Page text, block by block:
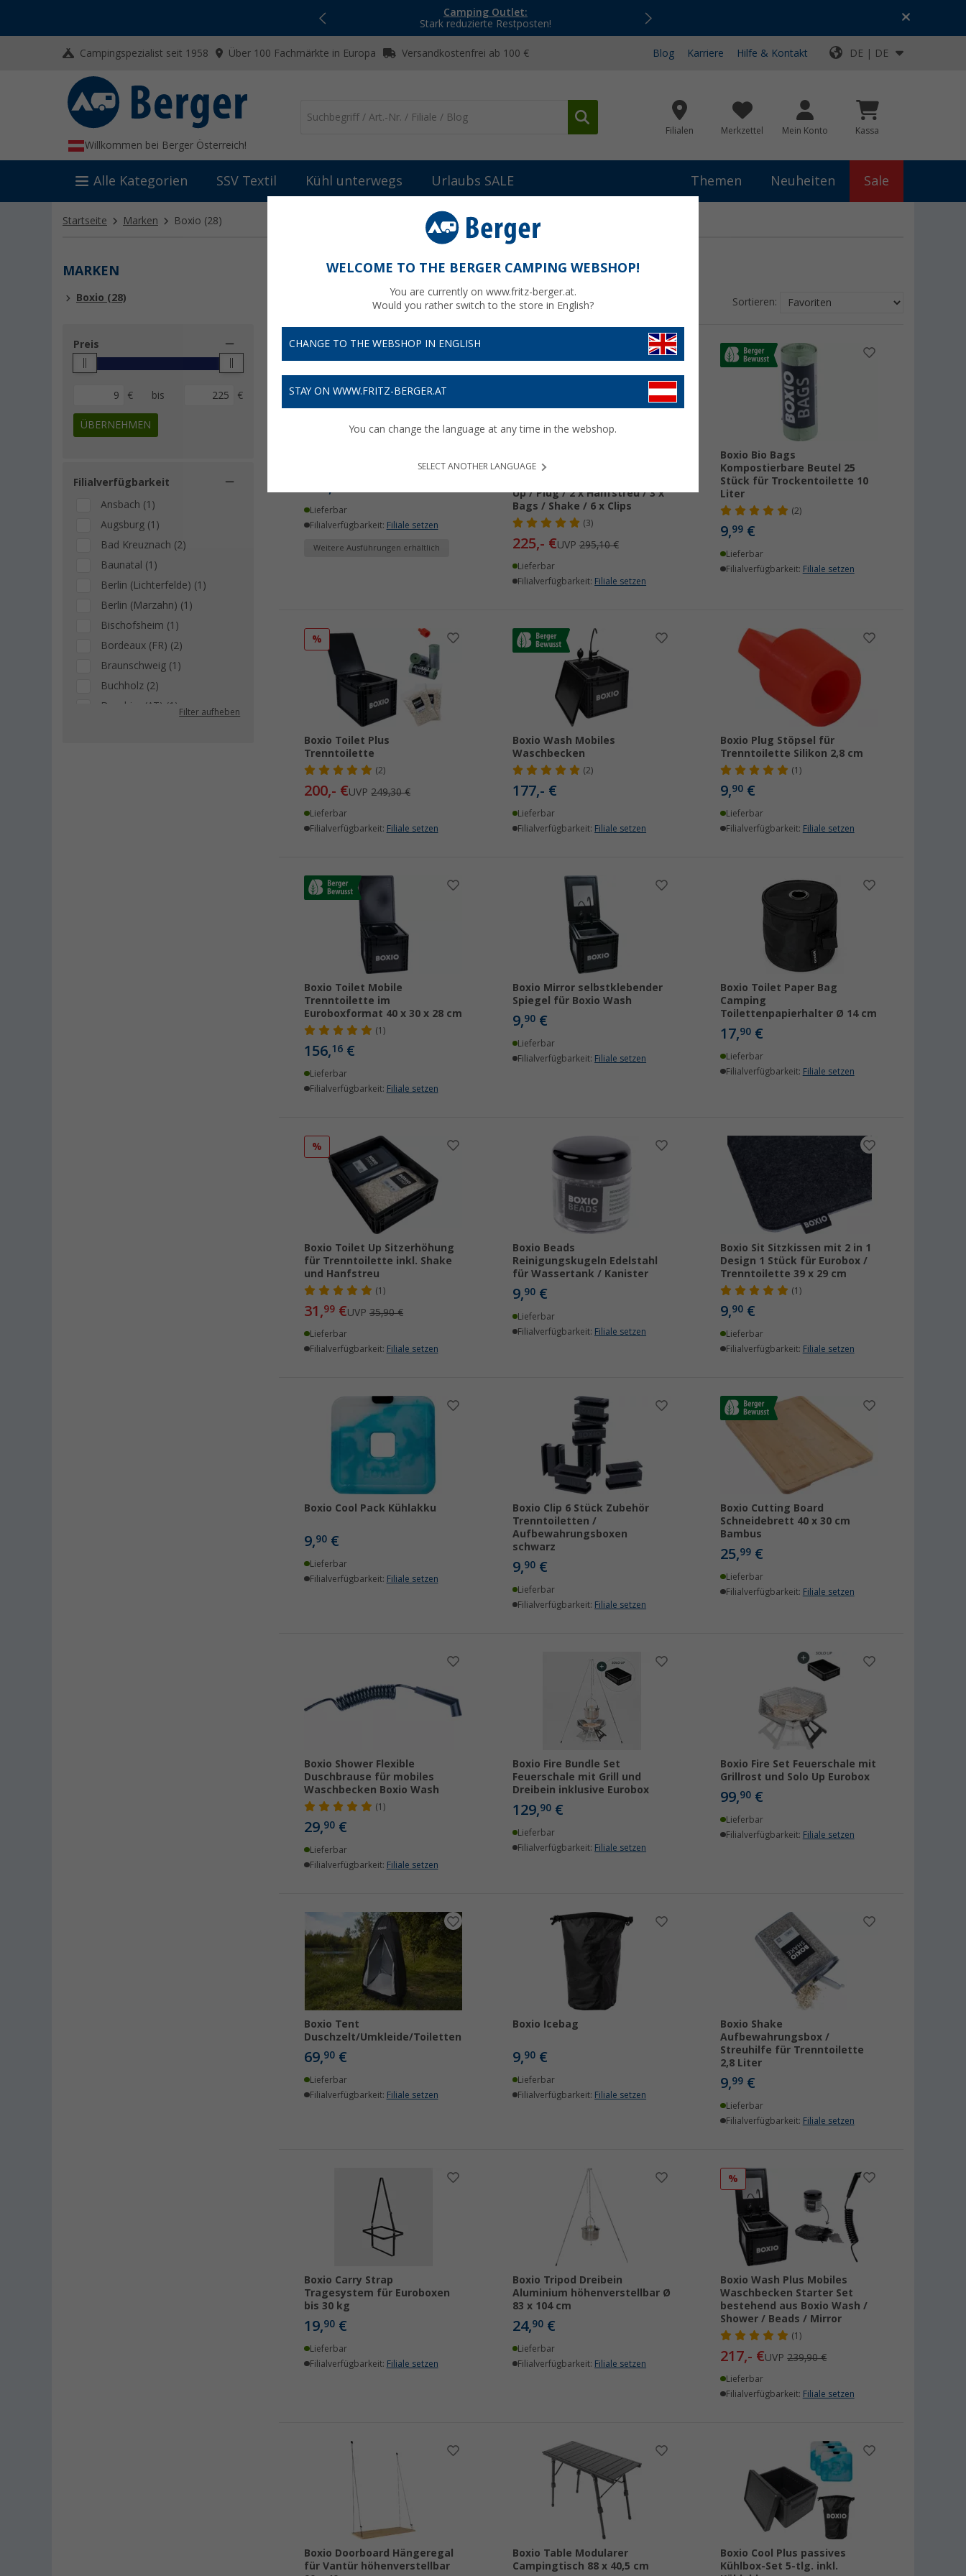
Camping Outlet:
Stark reduzierte Restposten!
Top-Deals für dein Abenteuer!
Campingspezialist seit 1958 Über 100 Fachmärkte in Europa Versandkostenfrei ab 100 € Blog Karriere Hilfe & Kontakt DE | DE
Willkommen bei Berger Österreich!
Filialen Merkzettel Mein Konto Kassa
Alle Kategorien SSV Textil Kühl unterwegs Urlaubs SALE Themen Neuheiten Sale
Startseite Marken Boxio (28)
MARKEN
Boxio (28)
Preis
€ bis €
ÜBERNEHMEN
Filialverfügbarkeit
Ansbach (1)
Augsburg (1)
Bad Kreuznach (2)
Baunatal (1)
Berlin (Lichterfelde) (1)
Berlin (Marzahn) (1)
Bischofsheim (1)
Bordeaux (FR) (2)
Braunschweig (1)
Buchholz (2)
Dornbirn (AT) (1)
Filter aufheben
BOXIO
Sortieren:
Trenntoilette 5,6 Liter
Lieferbar
Filialverfügbarkeit: Filiale setzen
Weitere Ausführungen erhältlich
Trenntoilette Komplettset
Up / Plug / 2 x Hanfstreu / 3 x
Bags / Shake / 6 x Clips
(3)
225,- €UVP295,10 €
Lieferbar
Filialverfügbarkeit: Filiale setzen
Boxio Bio Bags
Kompostierbare Beutel 25
Stück für Trockentoilette 10
Liter
(2)
9,99 €
Lieferbar
Filialverfügbarkeit: Filiale setzen
%
Boxio Toilet Plus
Trenntoilette
(2)
200,- €UVP249,30 €
Lieferbar
Filialverfügbarkeit: Filiale setzen
Boxio Wash Mobiles
Waschbecken
(2)
177,- €
Lieferbar
Filialverfügbarkeit: Filiale setzen
Boxio Plug Stöpsel für
Trenntoilette Silikon 2,8 cm
(1)
9,90 €
Lieferbar
Filialverfügbarkeit: Filiale setzen
Boxio Toilet Mobile
Trenntoilette im
Euroboxformat 40 x 30 x 28 cm
(1)
156,16 €
Lieferbar
Filialverfügbarkeit: Filiale setzen
Boxio Mirror selbstklebender
Spiegel für Boxio Wash
9,90€
Lieferbar
Filialverfügbarkeit: Filiale setzen
Boxio Toilet Paper Bag
Camping
Toilettenpapierhalter Ø 14 cm
17,90 €
Lieferbar
Filialverfügbarkeit: Filiale setzen
%
Boxio Toilet Up Sitzerhöhung
für Trenntoilette inkl. Shake
und Hanfstreu
(1)
31,99 €UVP35,90 €
Lieferbar
Filialverfügbarkeit: Filiale setzen
Boxio Beads
Reinigungskugeln Edelstahl
für Wassertank / Kanister
9,90€
Lieferbar
Filialverfügbarkeit: Filiale setzen
Boxio Sit Sitzkissen mit 2 in 1
Design 1 Stück für Eurobox /
Trenntoilette 39 x 29 cm
(1)
9,90 €
Lieferbar
Filialverfügbarkeit: Filiale setzen
Boxio Cool Pack Kühlakku
9,90 €
Lieferbar
Filialverfügbarkeit: Filiale setzen
Boxio Clip 6 Stück Zubehör
Trenntoiletten /
Aufbewahrungsboxen
schwarz
9,90€
Lieferbar
Filialverfügbarkeit: Filiale setzen
Boxio Cutting Board
Schneidebrett 40 x 30 cm
Bambus
25,99 €
Lieferbar
Filialverfügbarkeit: Filiale setzen
Boxio Shower Flexible
Duschbrause für mobiles
Waschbecken Boxio Wash
(1)
29,90 €
Lieferbar
Filialverfügbarkeit: Filiale setzen
Boxio Fire Bundle Set
Feuerschale mit Grill und
Dreibein inklusive Eurobox
129,90€
Lieferbar
Filialverfügbarkeit: Filiale setzen
Boxio Fire Set Feuerschale mit
Grillrost und Solo Up Eurobox
99,90 €
Lieferbar
Filialverfügbarkeit: Filiale setzen
Boxio Tent
Duschzelt/Umkleide/Toilettenzelt
69,90 €
Lieferbar
Filialverfügbarkeit: Filiale setzen
Boxio Icebag
9,90€
Lieferbar
Filialverfügbarkeit: Filiale setzen
Boxio Shake
Aufbewahrungsbox /
Streuhilfe für Trenntoilette
2,8 Liter
9,99 €
Lieferbar
Filialverfügbarkeit: Filiale setzen
Boxio Carry Strap
Tragesystem für Euroboxen
bis 30 kg
19,90 €
Lieferbar
Filialverfügbarkeit: Filiale setzen
Boxio Tripod Dreibein
Aluminium höhenverstellbar Ø
83 x 104 cm
24,90€
Lieferbar
Filialverfügbarkeit: Filiale setzen
%
Boxio Wash Plus Mobiles
Waschbecken Starter Set
bestehend aus Boxio Wash /
Shower / Beads / Mirror
(1)
217,- €UVP239,90 €
Lieferbar
Filialverfügbarkeit: Filiale setzen
Boxio Doorboard Hängeregal
für Vantür höhenverstellbar
Boxio Table Modularer
Campingtisch 88 x 40,5 cm
Boxio Cool Plus passives
Kühlbox-Set 5-tlg. inkl.
WELCOME TO THE BERGER CAMPING WEBSHOP!
You are currently on www.fritz-berger.at.
Would you rather switch to the store in English?
CHANGE TO THE WEBSHOP IN ENGLISH
STAY ON WWW.FRITZ-BERGER.AT
You can change the language at any time in the webshop.
SELECT ANOTHER LANGUAGE